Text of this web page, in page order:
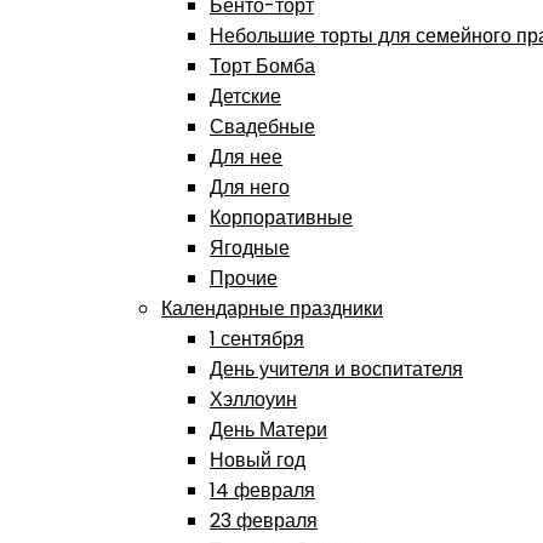
Бенто-торт
Небольшие торты для семейного
Торт Бомба
Детские
Свадебные
Для нее
Для него
Корпоративные
Ягодные
Прочие
Календарные праздники
1 сентября
День учителя и воспитателя
Хэллоуин
День Матери
Новый год
14 февраля
23 февраля